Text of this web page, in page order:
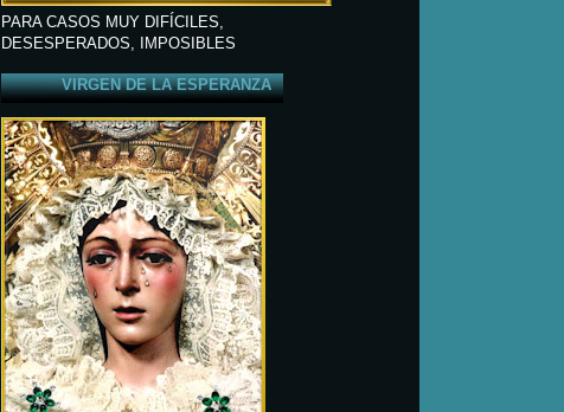
PARA CASOS MUY DIFÍCILES,
DESESPERADOS, IMPOSIBLES
VIRGEN DE LA ESPERANZA